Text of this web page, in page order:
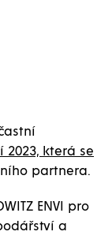
2023, která se
partnera.
ENVI pro
a